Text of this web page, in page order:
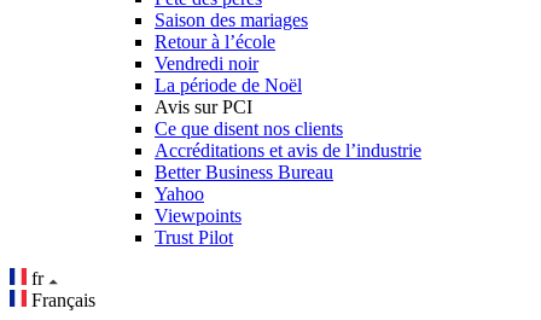
Saison des mariages
Retour à l’école
Vendredi noir
La période de Noël
Avis sur PCI
Ce que disent nos clients
Accréditations et avis de l’industrie
Better Business Bureau
Yahoo
Viewpoints
Trust Pilot
fr
Français